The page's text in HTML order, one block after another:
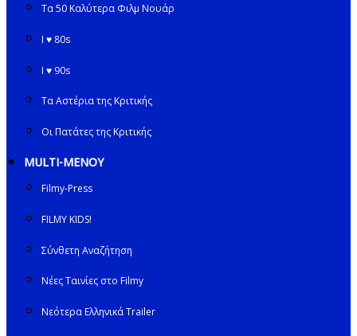
Τα 50 Καλύτερα Φιλμ Νουάρ
I ♥ 80s
I ♥ 90s
Τα Αστέρια της Κριτικής
Οι Πατάτες της Κριτικής
MULTI-ΜΕΝΟΥ
Filmy-Press
FILMY KIDS!
Σύνθετη Αναζήτηση
Νέες Ταινίες στο Filmy
Νεότερα Ελληνικά Trailer